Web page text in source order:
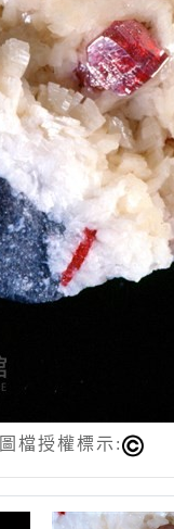
圖檔授權標示: